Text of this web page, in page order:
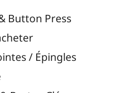
& Aiguilles